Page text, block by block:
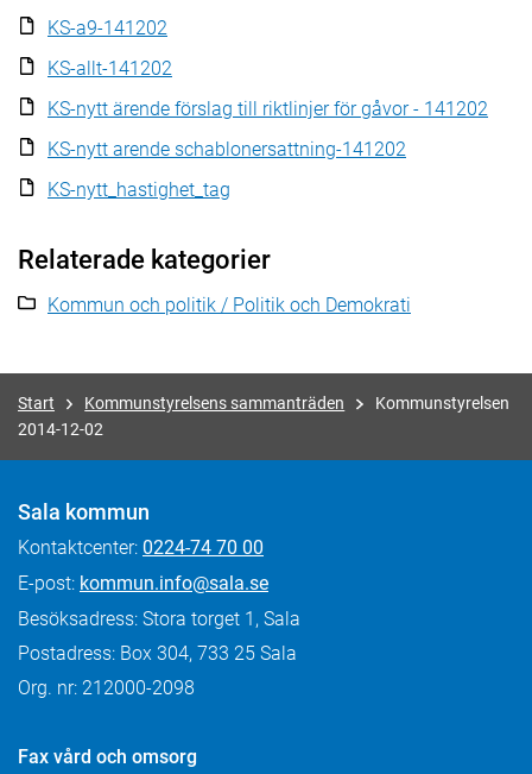
KS-a9-141202
KS-allt-141202
KS-nytt ärende förslag till riktlinjer för gåvor - 141202
KS-nytt arende schablonersattning-141202
KS-nytt_hastighet_tag
Relaterade kategorier
Kommun och politik / Politik och Demokrati
Start Kommunstyrelsens sammanträden
Kommunstyrelsen
2014-12-02
Sala kommun
Kontaktcenter: 0224-74 70 00
E-post: kommun.info@sala.se
Besöksadress: Stora torget 1, Sala
Postadress: Box 304, 733 25 Sala
Org. nr: 212000-2098
Fax vård och omsorg